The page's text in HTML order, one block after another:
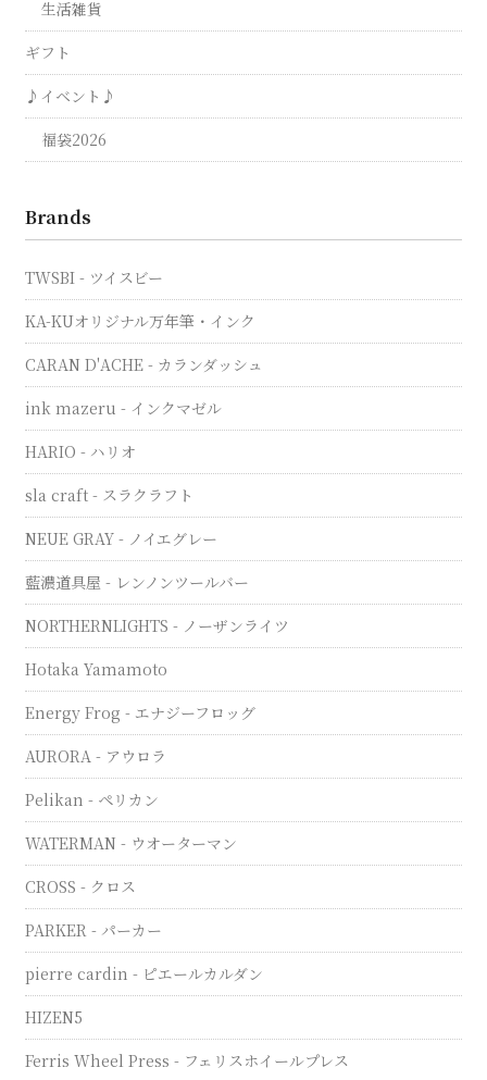
生活雑貨
ギフト
♪イベント♪
福袋2026
Brands
TWSBI - ツイスビー
KA-KUオリジナル万年筆・インク
CARAN D'ACHE - カランダッシュ
ink mazeru - インクマゼル
HARIO - ハリオ
sla craft - スラクラフト
NEUE GRAY - ノイエグレー
藍濃道具屋 - レンノンツールバー
NORTHERNLIGHTS - ノーザンライツ
Hotaka Yamamoto
Energy Frog - エナジーフロッグ
AURORA - アウロラ
Pelikan - ペリカン
WATERMAN - ウオーターマン
CROSS - クロス
PARKER - パーカー
pierre cardin - ピエールカルダン
HIZEN5
Ferris Wheel Press - フェリスホイールプレス